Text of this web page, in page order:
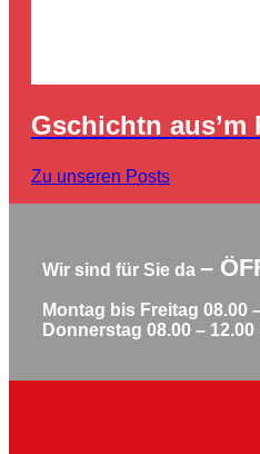
Gschichtn aus’m
Zu unseren Posts
Wir sind für Sie da –
Montag bis Freitag 08.00
Donnerstag 08.00 –